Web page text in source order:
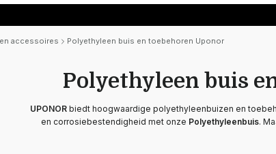
accessoires Polyethyleen buis en toebehoren Uponor
Polyethyleen buis
UPONOR biedt hoogwaardige polyethyleenbuizen en
en corrosiebestendigheid met onze Polyethyleenbuis.